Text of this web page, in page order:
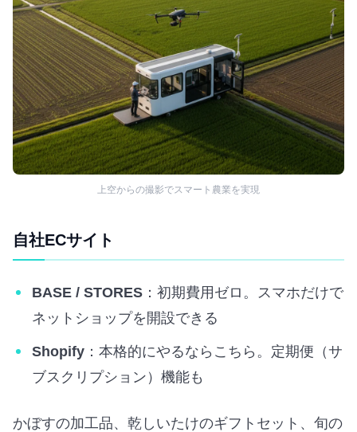
上空からの撮影でスマート農業を実現
自社ECサイト
BASE / STORES ：初期費用ゼロ。スマホだけで
ネットショップを開設できる
Shopify ：本格的にやるならこちら。定期便（サ
ブスクリプション）機能も
かぼすの加工品、乾しいたけのギフトセット、旬の